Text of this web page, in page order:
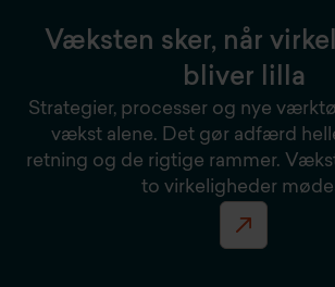
Væksten sker, når
bliver lilla
Strategier, processer og nye
vækst alene. Det gør adfærd
retning og de rigtige rammer.
to virkeligheder